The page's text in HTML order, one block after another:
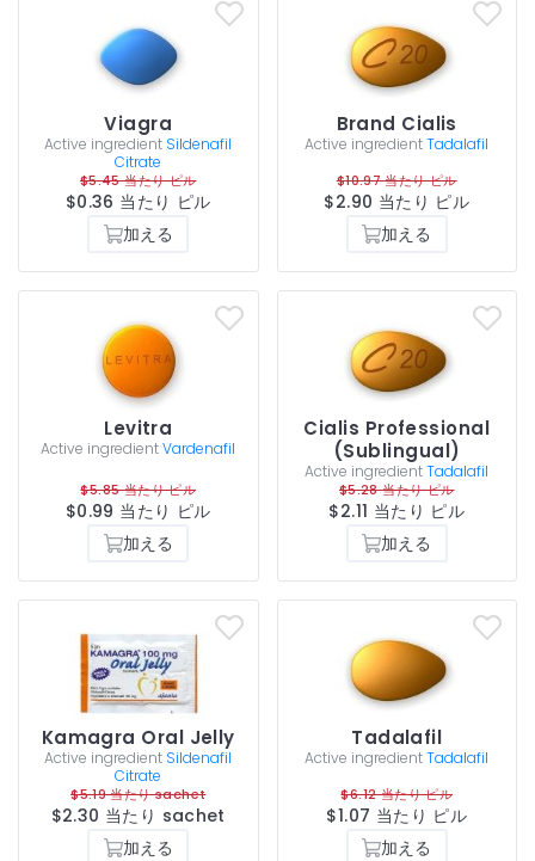
Viagra
Active ingredient Sildenafil
Citrate
$5.45 当たり ピル
$0.36 当たり ピル
加える
Brand Cialis
Active ingredientTadalafil
$10.97 当たり ピル
$2.90 当たり ピル
加える
Levitra
Active ingredientVardenafil
$5.85 当たり ピル
$0.99 当たり ピル
加える
Cialis Professional
(Sublingual)
Active ingredientTadalafil
$5.28 当たり ピル
$2.11 当たり ピル
加える
Kamagra Oral Jelly
Active ingredient Sildenafil
Citrate
$5.19 当たり sachet
$2.30 当たり sachet
加える
Tadalafil
Active ingredientTadalafil
$6.12 当たり ピル
$1.07 当たり ピル
加える